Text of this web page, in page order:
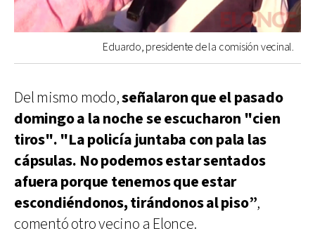
Eduardo, presidente de la comisión vecinal.
Del mismo modo,señalaron que el pasado
domingo a la noche se escucharon "cien
tiros". "La policía juntaba con pala las
cápsulas. No podemos estar sentados
afuera porque tenemos que estar
escondiéndonos, tirándonos al piso”,
comentó otro vecino a Elonce.